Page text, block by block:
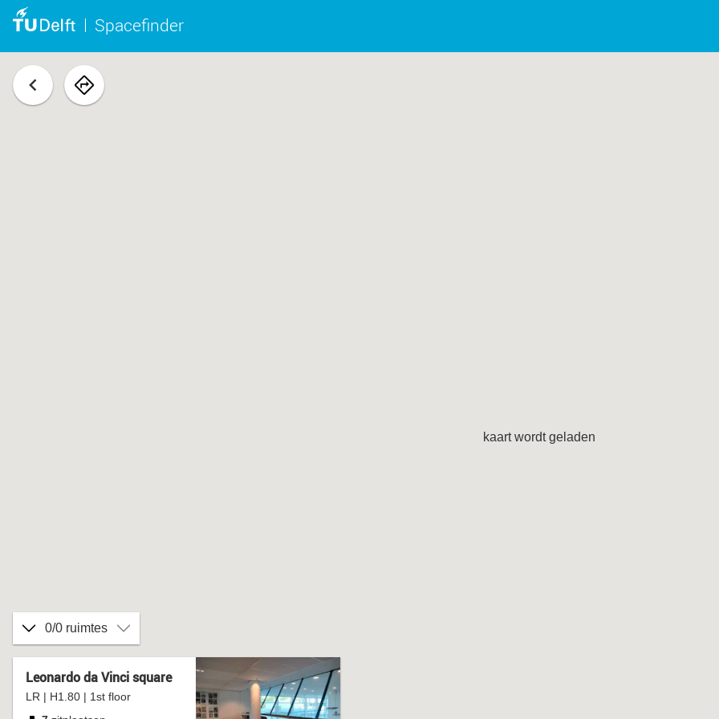
Spacefinder
terug
navigeer
0/0 ruimtes
Leonardo da Vinci square
LR | H1.80 | 1st floor
kaart wordt geladen